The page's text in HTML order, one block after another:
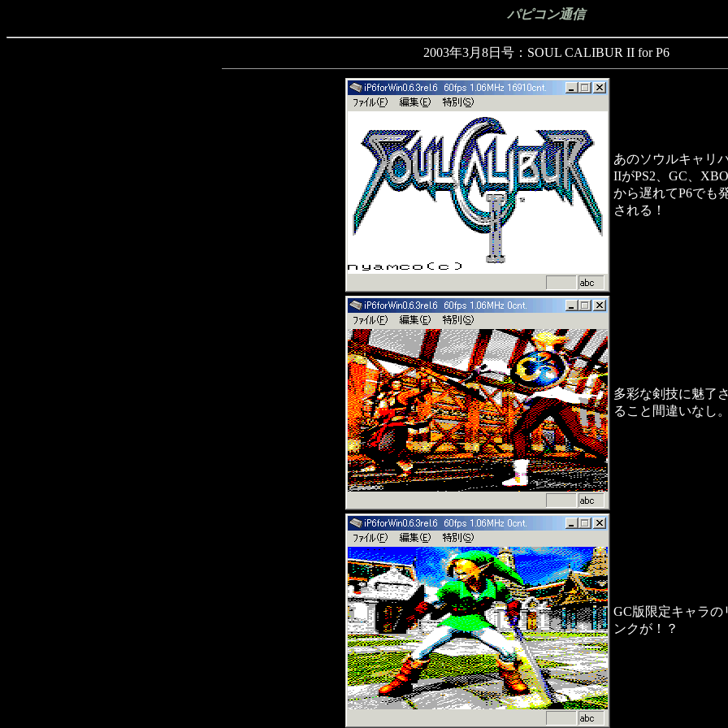
パピコン通信
2003年3月8日号：SOUL CALIBUR II for P6
あのソウルキャリ
IIがPS2、GC、
から遅れてP6でも
される！
多彩な剣技に魅了
ること間違いなし。
GC版限定キャラの
ンクが！？